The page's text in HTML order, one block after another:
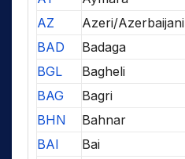
AZ
Azeri/Azerbaijani
BAD
Badaga
BGL
Bagheli
BAG
Bagri
BHN
Bahnar
BAI
Bai